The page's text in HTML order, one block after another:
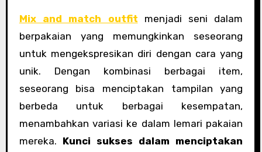
Mix and match outfit menjadi seni dalam
berpakaian yang memungkinkan seseorang
untuk mengekspresikan diri dengan cara yang
unik. Dengan kombinasi berbagai item,
seseorang bisa menciptakan tampilan yang
berbeda untuk berbagai kesempatan,
menambahkan variasi ke dalam lemari pakaian
mereka. Kunci sukses dalam menciptakan